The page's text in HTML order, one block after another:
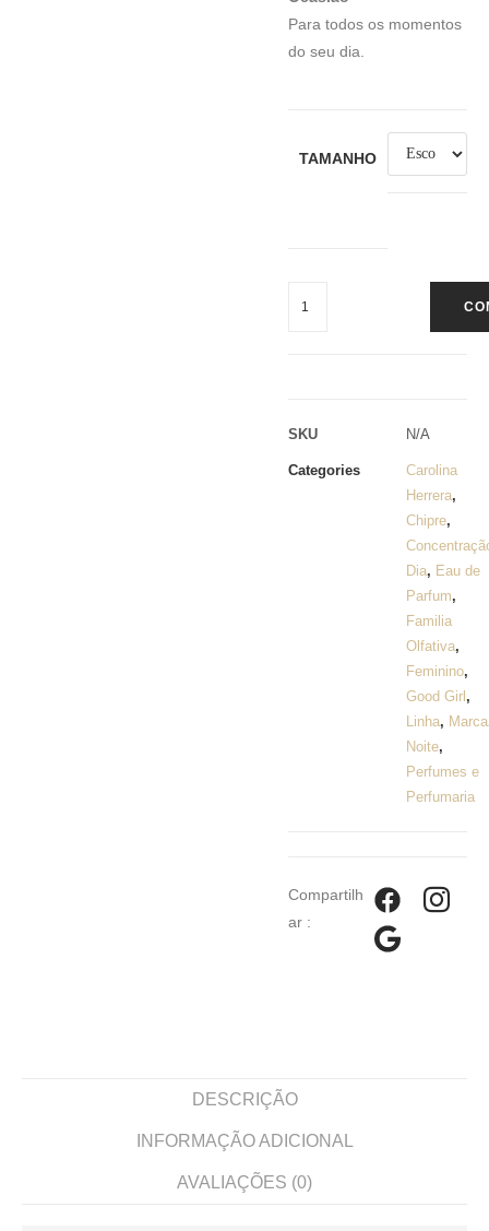
Para todos os momentos
do seu dia.
TAMANHO
SKU N/A
Categories
Carolina
Herrera,
Chipre,
Dia, Eau de
Parfum,
Familia
Olfativa,
Feminino,
Good Girl ,
Linha, Marca
Noite,
Perfumes e
Perfumaria
Compartilh
ar :
DESCRIÇÃO
INFORMAÇÃO ADICIONAL
AVALIAÇÕES (0)